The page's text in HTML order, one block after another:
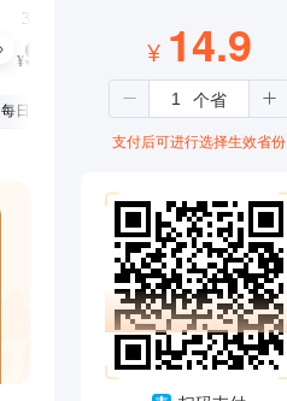
3个月
¥99
每日仅1.08元
¥ 14.9
支付后可进行选择生效省份